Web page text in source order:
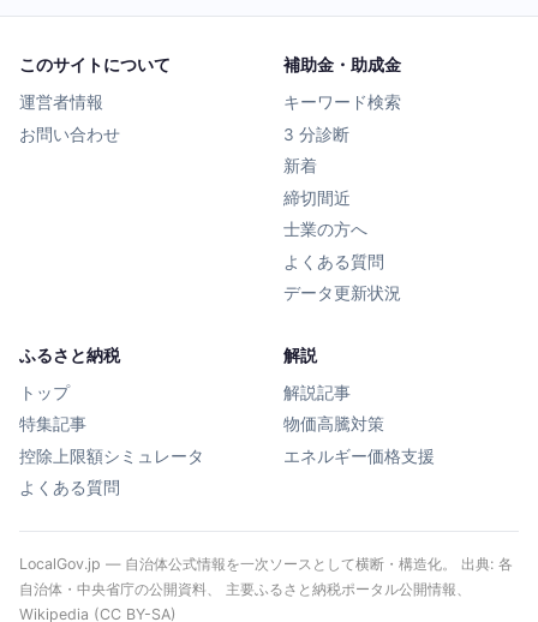
このサイトについて
運営者情報
お問い合わせ
補助金・助成金
キーワード検索
3 分診断
新着
締切間近
士業の方へ
よくある質問
データ更新状況
ふるさと納税
トップ
特集記事
控除上限額シミュレータ
よくある質問
解説
解説記事
物価高騰対策
エネルギー価格支援
LocalGov.jp — 自治体公式情報を一次ソースとして横断・構造化。 出典: 各
自治体・中央省庁の公開資料、 主要ふるさと納税ポータル公開情報、
Wikipedia (CC BY-SA)